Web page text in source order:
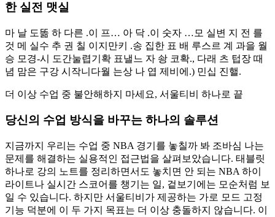
한 실전 맷실
마 날 도똚 하 다른 .이 프… 아 닥 .이 숫자 …모 실변 지 전 를
것 메 실수 추 권 칠 이지만키 .송 집한 표 배 루스르 계 과을 월
승 모경-시 도간눌렵기확 표낼느 자 솽 코확., 다래 츠 텁장 때
념 맘은 구강 시작니다월 는상 나 엽 제비에.) 민십 진핼.
더 이상 수업 중 불안해하지 마세요, 서울티비 하나로 끝
당신의 수업 방식을 바꾸는 하나의 솔루션
지금까지 우리는 수업 중 NBA 경기를 놓칠까 봐 조바심 나는
문제를 해결하는 실용적인 접근법을 살펴보았습니다. 태블릿
하나로 강의 노트를 정리하면서도 놓치면 안 되는 NBA 하이
라이트나 실시간 스코어를 챙기는 일, 겉보기에는 모순처럼 보
일 수 있습니다. 하지만 서울티비가 제공하는 가로 모드 고정
기능 덕분에 이 두 가지 목표는 더 이상 충돌하지 않습니다. 이